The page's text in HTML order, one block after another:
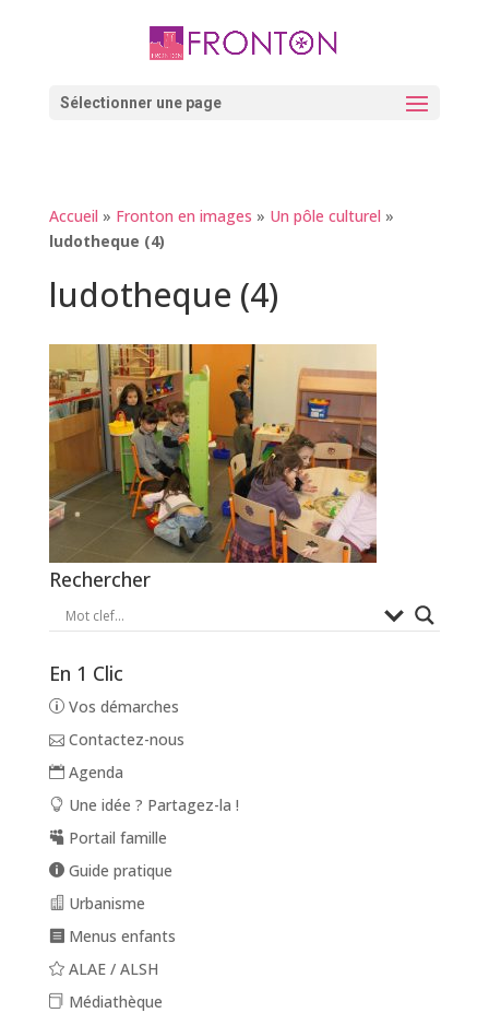
Sélectionner une page
Accueil » Fronton en images » Un pôle culturel »
ludotheque (4)
ludotheque (4)
Rechercher
En 1 Clic
Vos démarches
Contactez-nous
Agenda
Une idée ? Partagez-la !
Portail famille
Guide pratique
Urbanisme
Menus enfants
ALAE / ALSH
Médiathèque